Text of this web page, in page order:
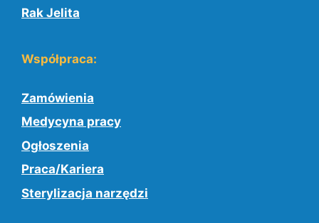
Rak Jelita
Współpraca:
Zamówienia
Medycyna pracy
Ogłoszenia
Praca/Kariera
Sterylizacja narzędzi